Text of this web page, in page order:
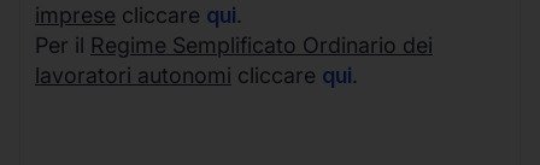
imprese cliccare qui.
Per il Regime Semplificato Ordinario dei
lavoratori autonomi cliccare qui.